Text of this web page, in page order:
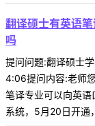
翻译硕士有英语
吗
提问问题:翻译硕士
4:06提问内容:老师
笔译专业可以向英
系统，5月20日开通